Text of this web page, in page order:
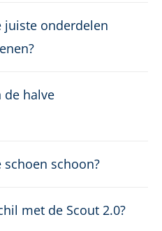
juiste onderdelen
de halve
schoen schoon?
met de Scout 2.0?